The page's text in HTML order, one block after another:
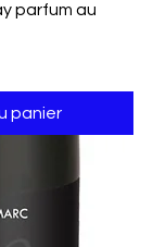
parfum au
panier